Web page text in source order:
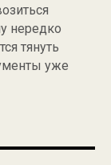
нередко
тянуть
уже